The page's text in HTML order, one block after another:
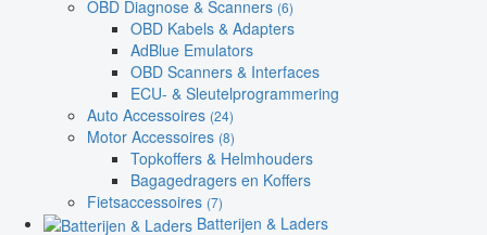
OBD Diagnose & Scanners (6)
OBD Kabels & Adapters
AdBlue Emulators
OBD Scanners & Interfaces
ECU- & Sleutelprogrammering
Auto Accessoires (24)
Motor Accessoires (8)
Topkoffers & Helmhouders
Bagagedragers en Koffers
Fietsaccessoires (7)
Batterijen & Laders